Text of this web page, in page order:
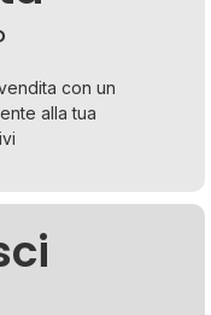
con un
alla tua